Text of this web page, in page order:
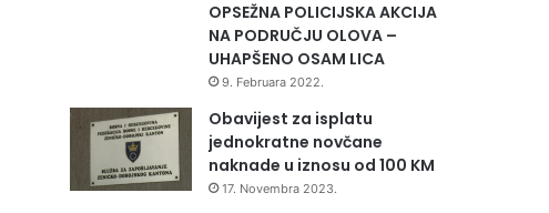
OPSEŽNA POLICIJSKA AKCIJA
NA PODRUČJU OLOVA –
UHAPŠENO OSAM LICA
9. Februara 2022.
Obavijest za isplatu
jednokratne novčane
naknade u iznosu od 100 KM
17. Novembra 2023.